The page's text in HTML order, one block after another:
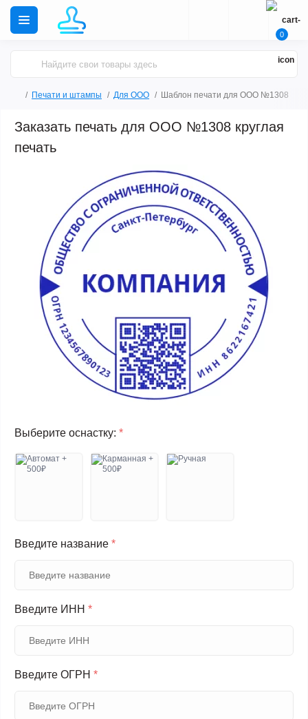
0
Печати и штампы Для ООО Шаблон печати для ООО №1308
Заказать печать для ООО №1308 круглая
печать
Выберите оснастку: *
Введите название *
Введите ИНН *
Введите ОГРН *